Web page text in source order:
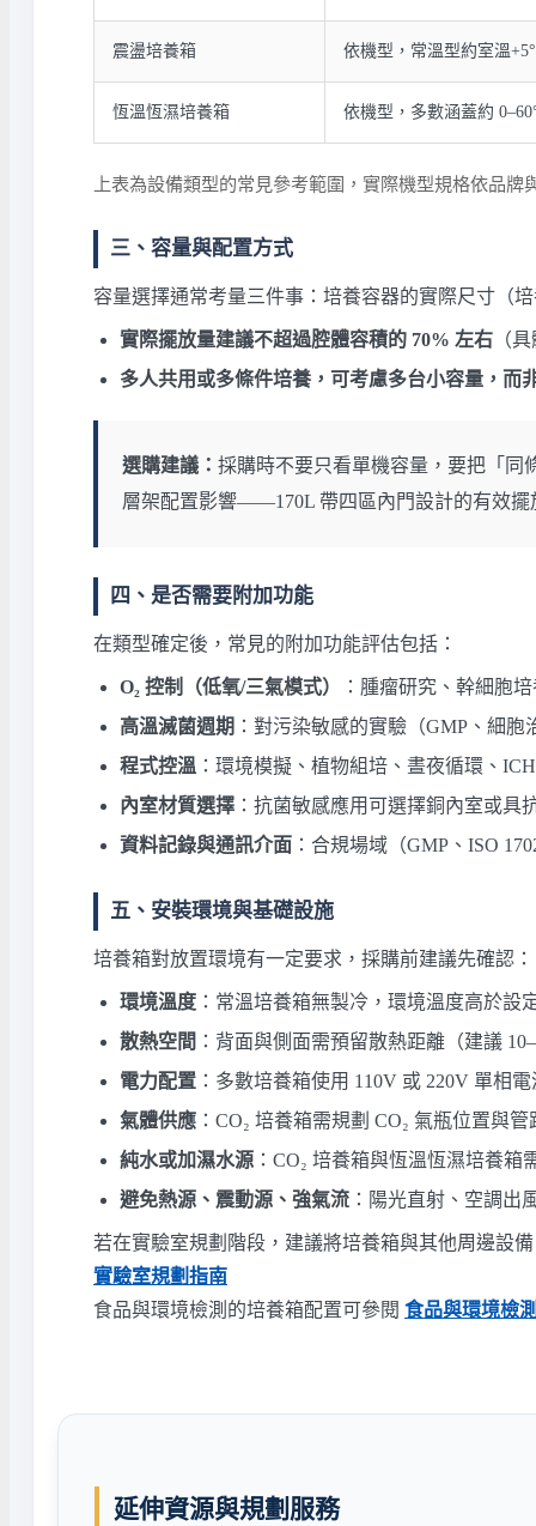
震盪培養箱 依機型，常溫型約室溫
恆溫恆濕培養箱 依機型，多數涵蓋約
上表為設備類型的常見參考範圍，實際機型規格依品
三、容量與配置方式
容量選擇通常考量三件事：培養容器的實際尺寸（
實際擺放量建議不超過腔體容積的 70% 左右 （
多人共用或多條件培養，可考慮多台小容量，而
選購建議： 採購時不要只看單機容量，要把「同
層架配置影響——170L 帶四區內門設計的有效擺
四、是否需要附加功能
在類型確定後，常見的附加功能評估包括：
O₂ 控制（低氧/三氣模式）
：腫瘤研究、幹細胞
高溫滅菌週期 ：對污染敏感的實驗（GMP、細
程式控溫 ：環境模擬、植物組培、晝夜循環、
內室材質選擇 ：抗菌敏感應用可選擇銅內室或
資料記錄與通訊介面 ：合規場域（GMP、ISO
五、安裝環境與基礎設施
培養箱對放置環境有一定要求，採購前建議先確認：
環境溫度 ：常溫培養箱無製冷，環境溫度高於設
散熱空間 ：背面與側面需預留散熱距離（建議
電力配置 ：多數培養箱使用 110V 或 220V 單相
氣體供應 ：CO₂ 培養箱需規劃 CO₂ 氣瓶位置與
純水或加濕水源 ：CO₂ 培養箱與恆溫恆濕培養
避免熱源、震動源、強氣流 ：陽光直射、空調出
若在實驗室規劃階段，建議將培養箱與其他周邊設
實驗室規劃指南
食品與環境檢測的培養箱配置可參閱 食品與環境檢
延伸資源與規劃服務